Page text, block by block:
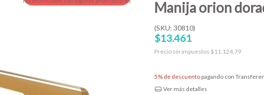
Manija orion
(SKU: 30810)
$13.461
Precio sin impuestos $11.124,79
5% de descuento pagando con
Ver más detalles